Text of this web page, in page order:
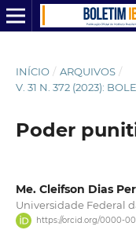
INÍCIO / ARQUIVOS /
V. 31 N. 372 (2023):
Poder
Me. Cleifson Dias
Universidade Federal
https://orcid.org/0000-